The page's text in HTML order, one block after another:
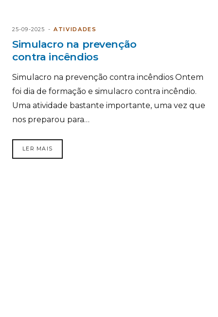
25-09-2025 ATIVIDADES
Simulacro na prevenção
contra incêndios
Simulacro na prevenção contra incêndios Ontem
foi dia de formação e simulacro contra incêndio.
Uma atividade bastante importante, uma vez que
nos preparou para…
LER MAIS